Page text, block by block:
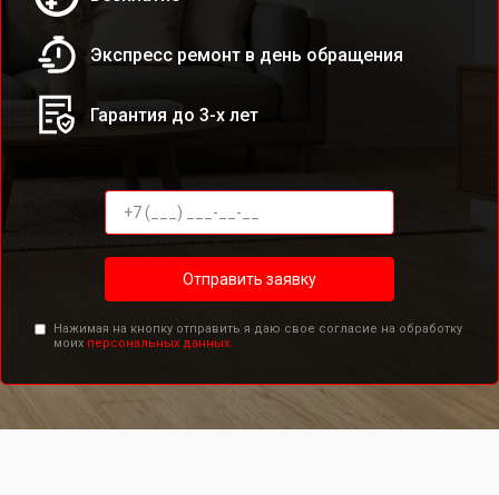
Экспресс ремонт в день обращения
Гарантия до 3-х лет
Отправить заявку
Нажимая на кнопку отправить я даю свое согласие на обработку
моих персональных данных.